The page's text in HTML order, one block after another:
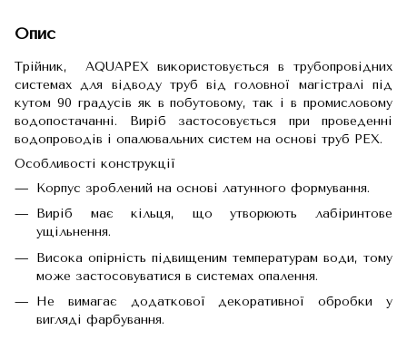
Опис
Трійник, AQUAPEX використовується в трубопровідних
системах для відводу труб від головної магістралі під
кутом 90 градусів як в побутовому, так і в промисловому
водопостачанні. Виріб застосовується при проведенні
водопроводів і опалювальних систем на основі труб PEX.
Особливості конструкції
Корпус зроблений на основі латунного формування.
Виріб має кільця, що утворюють лабіринтове
ущільнення.
Висока опірність підвищеним температурам води, тому
може застосовуватися в системах опалення.
Не вимагає додаткової декоративної обробки у
вигляді фарбування.